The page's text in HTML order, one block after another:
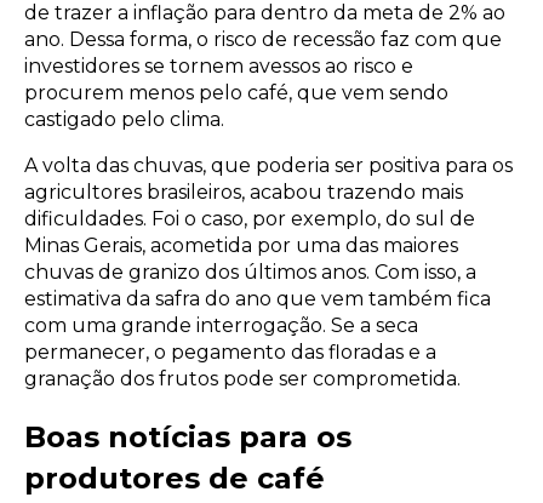
de trazer a inflação para dentro da meta de 2% ao
ano. Dessa forma, o risco de recessão faz com que
investidores se tornem avessos ao risco e
procurem menos pelo café, que vem sendo
castigado pelo clima.
A volta das chuvas, que poderia ser positiva para os
agricultores brasileiros, acabou trazendo mais
dificuldades. Foi o caso, por exemplo, do sul de
Minas Gerais, acometida por uma das maiores
chuvas de granizo dos últimos anos. Com isso, a
estimativa da safra do ano que vem também fica
com uma grande interrogação. Se a seca
permanecer, o pegamento das floradas e a
granação dos frutos pode ser comprometida.
Boas notícias para os
produtores de café